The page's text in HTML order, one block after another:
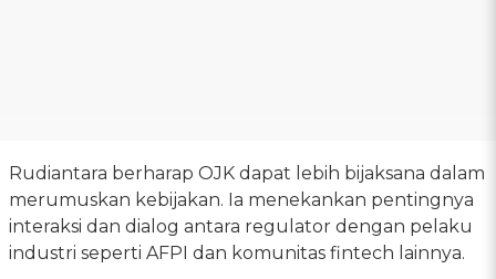
Rudiantara berharap OJK dapat lebih bijaksana dalam
merumuskan kebijakan. Ia menekankan pentingnya
interaksi dan dialog antara regulator dengan pelaku
industri seperti AFPI dan komunitas fintech lainnya.